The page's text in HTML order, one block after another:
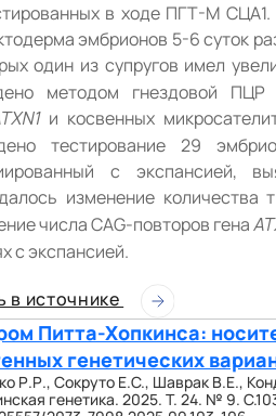
в ходе ПГТ-М
эмбрионов 5-6 суток
один из супругов имел
методом гнездовой ПЦР
и косвенных
тестирование 29
с экспансией,
изменение количества
числа CAG-повторов гена
с экспансией.
в источнике
Питта-Хопкинса:
генетических
Р.Р., Сокруто Е.С., Шаврак В.Е.,
генетика. 2025. Т. 24. № 9.